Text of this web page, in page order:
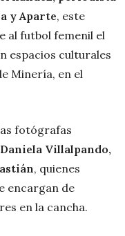
y Aparte, este
al futbol femenil el
espacios culturales
Minería, en el
fotógrafas
Villalpando,
, quienes
encargan de
en la cancha.